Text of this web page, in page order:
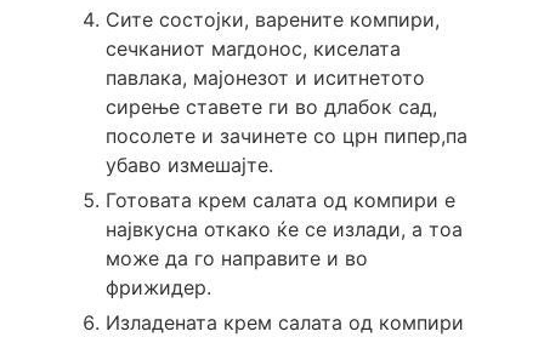
Сите состојки, варените компири,
сечканиот магдонос, киселата
павлака, мајонезот и иситнетото
сирење ставете ги во длабок сад,
посолете и зачинете со црн пипер,па
убаво измешајте.
Готовата крем салата од компири е
највкусна откако ќе се излади, а тоа
може да го направите и во
фрижидер.
Изладената крем салата од компири